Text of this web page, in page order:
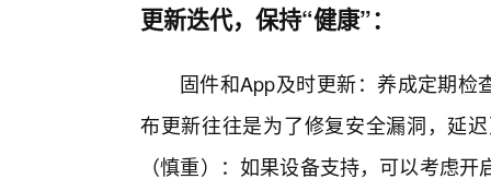
更新迭代，保持“健康”：
固件和App及时更新：养成定期检
布更新往往是为了修复安全漏洞，延
（慎重）：如果设备支持，可以考虑